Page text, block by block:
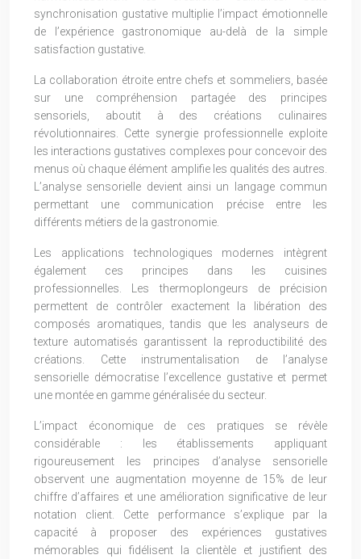
synchronisation gustative multiplie l’impact émotionnelle
de l’expérience gastronomique au-delà de la simple
satisfaction gustative.
La collaboration étroite entre chefs et sommeliers, basée
sur une compréhension partagée des principes
sensoriels, aboutit à des créations culinaires
révolutionnaires. Cette synergie professionnelle exploite
les interactions gustatives complexes pour concevoir des
menus où chaque élément amplifie les qualités des autres.
L’analyse sensorielle devient ainsi un langage commun
permettant une communication précise entre les
différents métiers de la gastronomie.
Les applications technologiques modernes intègrent
également ces principes dans les cuisines
professionnelles. Les thermoplongeurs de précision
permettent de contrôler exactement la libération des
composés aromatiques, tandis que les analyseurs de
texture automatisés garantissent la reproductibilité des
créations. Cette instrumentalisation de l’analyse
sensorielle démocratise l’excellence gustative et permet
une montée en gamme généralisée du secteur.
L’impact économique de ces pratiques se révèle
considérable : les établissements appliquant
rigoureusement les principes d’analyse sensorielle
observent une augmentation moyenne de 15% de leur
chiffre d’affaires et une amélioration significative de leur
notation client. Cette performance s’explique par la
capacité à proposer des expériences gustatives
mémorables qui fidélisent la clientèle et justifient des